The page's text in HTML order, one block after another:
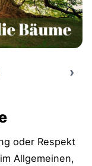
oder Respekt
Allgemeinen,